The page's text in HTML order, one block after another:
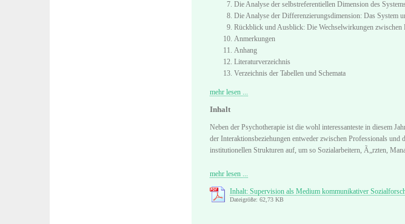
Die Analyse der selbstreferentiellen Dimension des
Die Analyse der Differenzierungsdimension: Das System
Rückblick und Ausblick: Die Wechselwirkungen zwischen
Anmerkungen
Anhang
Literaturverzeichnis
Verzeichnis der Tabellen und Schemata
mehr lesen ...
Inhalt
Neben der Psychotherapie ist die wohl interessanteste in diesem
der Interaktionsbeziehungen entweder zwischen Professionals
institutionellen Strukturen auf, um so Sozialarbeitern, Ã„rzten,
mehr lesen ...
Inhalt: Supervision als Medium kommunikativer
Dateigröße: 62,73 KB